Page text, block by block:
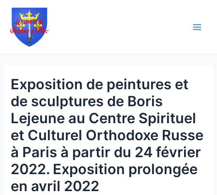
Aller
contenu
Exposition de peintures et
de sculptures de Boris
Lejeune au Centre Spirituel
et Culturel Orthodoxe Russe
à Paris à partir du 24 février
2022. Exposition prolongée
en avril 2022
Navigation
articles